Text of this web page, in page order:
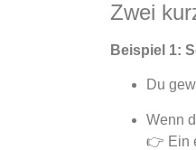
Zwei
Beispiel 1:
Du
Wenn
👉 Ein